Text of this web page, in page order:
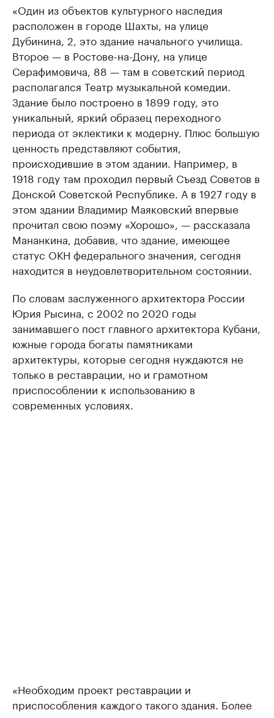
«Один из объектов культурного наследия
расположен в городе Шахты, на улице
Дубинина, 2, это здание начального училища.
Второе — в Ростове-на-Дону, на улице
Серафимовича, 88 — там в советский период
располагался Театр музыкальной комедии.
Здание было построено в 1899 году, это
уникальный, яркий образец переходного
периода от эклектики к модерну. Плюс большую
ценность представляют события,
происходившие в этом здании. Например, в
1918 году там проходил первый Съезд Советов в
Донской Советской Республике. А в 1927 году в
этом здании Владимир Маяковский впервые
прочитал свою поэму «Хорошо», — рассказала
Мананкина, добавив, что здание, имеющее
статус ОКН федерального значения, сегодня
находится в неудовлетворительном состоянии.
По словам заслуженного архитектора России
Юрия Рысина, с 2002 по 2020 годы
занимавшего пост главного архитектора Кубани,
южные города богаты памятниками
архитектуры, которые сегодня нуждаются не
только в реставрации, но и грамотном
приспособлении к использованию в
современных условиях.
«Необходим проект реставрации и
приспособления каждого такого здания. Более